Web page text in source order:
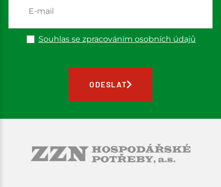
Souhlas se zpracováním osobních údajů
ODESLAT